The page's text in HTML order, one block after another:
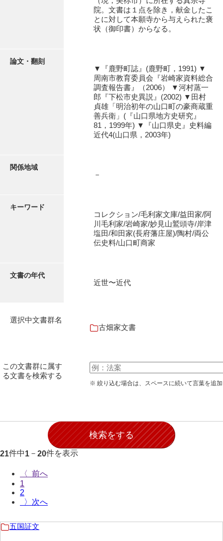
大中家文書（神奈川県）
大本氏収集文書
岡家文書（福栄村）
岡家文書（周南市）
岡田家文書（徳地町）
岡田学収集史料
岡本家文書（島根県）
岡本家文書（周防大島町）
小沢家文書（阿東町）
小田家文書（山口市吉敷）
小田家文書（柳井市金屋）
小田家文書（山口市下小鯖）
小野家文書
影山家文書
院。文書は１点を除き，献金したこ
とに対して本願寺から与えられた褒
状（御印書）からなる。
論文・翻刻
▼『鹿野町誌』(鹿野町，1991) ▼
周南市教育委員会『岩崎家資料総合
調査報告書』（2006） ▼河村蒸一
郎『下松市史異説』(2002) ▼田村
貞雄「明治初年の山口町の豪商蔵重
善兵衛」(『山口県地方史研究』
81，1999年) ▼『山口県史』史料編
近代4(山口県，2003年)
関係地域
－
キーワード
コレクション/毛利家文庫/益田家/阿
川毛利家/岩崎家/妙見山鷲頭寺/岸津
塩田/和田家(長府藩庄屋)/陶村/両公
伝史料/山口町商家
文書の年代
近世〜近代
選択中文書群名
古畑家文書
この文書群に属す
る文書を検索する
※ 絞り込む場合は、スペースに続いて言葉を追
21件中1 － 20件を表示
〈
1
2
〉
五国証文